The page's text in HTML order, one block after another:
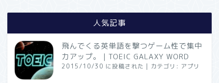
人気記事
飛んでくる英単語を撃つゲーム性で集中
力アップ。｜TOEIC GALAXY WORD
2015/10/30 に投稿された | カテゴリ: アプリ